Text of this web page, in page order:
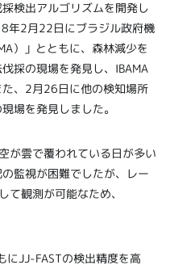
検出アルゴリズムを開発し
年2月22日にブラジル政府機
）」とともに、森林減少を
採の現場を発見し、IBAMA
、2月26日に他の検知場所
場を発見しました。
が雲で覆われている日が多い
監視が困難でしたが、レー
観測が可能なため、
にJJ-FASTの検出精度を高